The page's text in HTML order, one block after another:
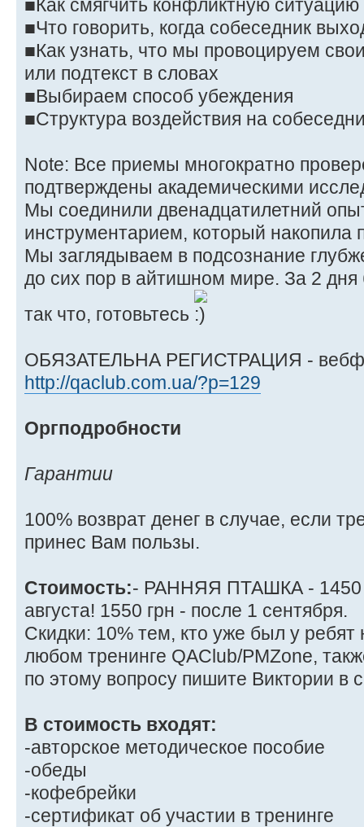
■Как смягчить конфликтную
■Что говорить, когда собеседник
■Как узнать, что мы провоцируем
или подтекст в словах
■Выбираем способ убеждения
■Структура воздействия на
Note: Все приемы многократно
подтверждены академическими
Мы соединили двенадцатилетний
инструментарием, который накопила
Мы заглядываем в подсознание
до сих пор в айтишном мире. За 2 дня
так что, готовьтесь
ОБЯЗАТЕЛЬНА РЕГИСТРАЦИЯ -
http://qaclub.com.ua/?p=129
Оргподробности
Гарантии
100% возврат денег в случае, если
принес Вам пользы.
Стоимость:- РАННЯЯ ПТАШКА - 1450
августа! 1550 грн - после 1 сентября.
Скидки: 10% тем, кто уже был у ребят
любом тренинге QAClub/PMZone,
по этому вопросу пишите Виктории в
В стоимость входят:
-авторское методическое пособие
-обеды
-кофебрейки
-сертификат об участии в тренинге